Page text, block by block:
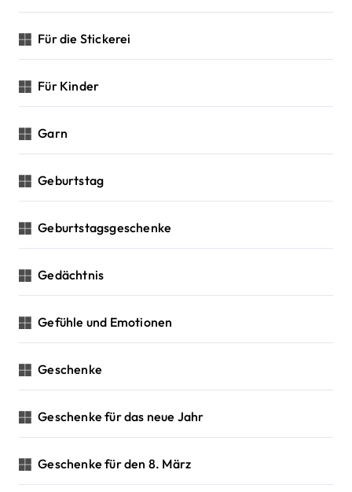
Für die Stickerei
Für Kinder
Garn
Geburtstag
Geburtstagsgeschenke
Gedächtnis
Gefühle und Emotionen
Geschenke
Geschenke für das neue Jahr
Geschenke für den 8. März